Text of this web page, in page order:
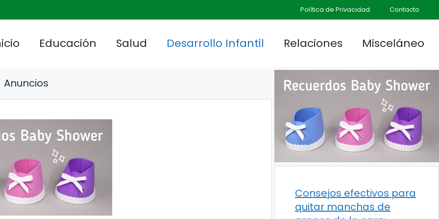
Política de Privacidad Contacto
Educación Salud Desarrollo Infantil Relaciones Misceláneo
Anuncios
Consejos efectivos para
quitar manchas de